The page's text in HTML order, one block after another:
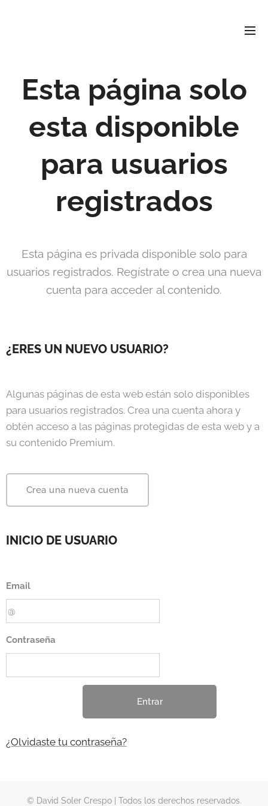
Esta página solo
esta disponible
para usuarios
registrados
Esta página es privada disponible solo para
usuarios registrados. Regístrate o crea una nueva
cuenta para acceder al contenido.
¿ERES UN NUEVO USUARIO?
Algunas páginas de esta web están solo disponibles
para usuarios registrados. Crea una cuenta ahora y
obtén acceso a las páginas protegidas de esta web y a
su contenido Premium.
Crea una nueva cuenta
INICIO DE USUARIO
Email
Contraseña
Entrar
¿Olvidaste tu contraseña?
© David Soler Crespo | Todos los derechos reservados.